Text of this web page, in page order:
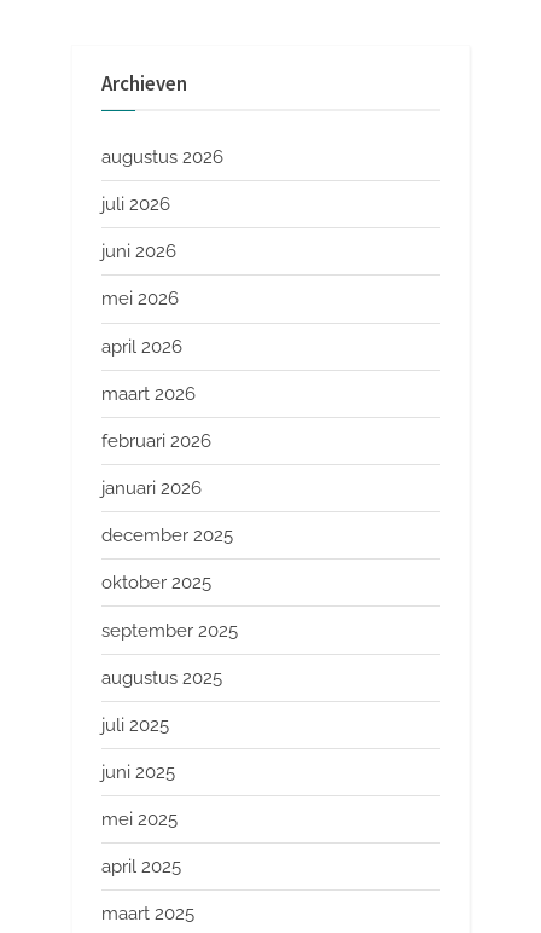
Archieven
augustus 2026
juli 2026
juni 2026
mei 2026
april 2026
maart 2026
februari 2026
januari 2026
december 2025
oktober 2025
september 2025
augustus 2025
juli 2025
juni 2025
mei 2025
april 2025
maart 2025